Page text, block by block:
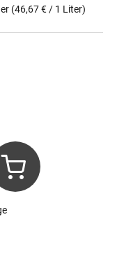
(46,67 € / 1 Liter)
den